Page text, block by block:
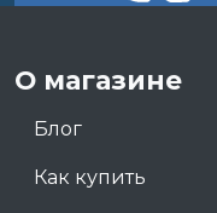
О магазине
Блог
Как купить